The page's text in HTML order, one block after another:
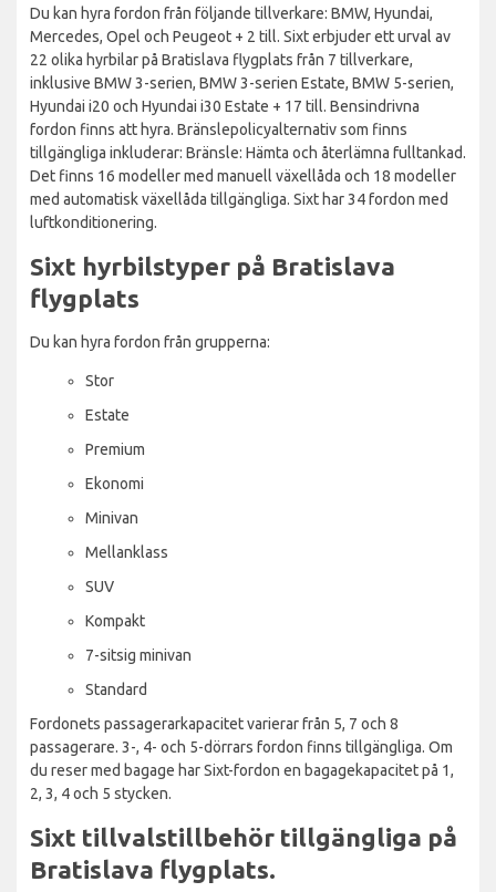
Du kan hyra fordon från följande tillverkare: BMW, Hyundai,
Mercedes, Opel och Peugeot + 2 till. Sixt erbjuder ett urval av
22 olika hyrbilar på Bratislava flygplats från 7 tillverkare,
inklusive BMW 3-serien, BMW 3-serien Estate, BMW 5-serien,
Hyundai i20 och Hyundai i30 Estate + 17 till. Bensindrivna
fordon finns att hyra. Bränslepolicyalternativ som finns
tillgängliga inkluderar: Bränsle: Hämta och återlämna fulltankad.
Det finns 16 modeller med manuell växellåda och 18 modeller
med automatisk växellåda tillgängliga. Sixt har 34 fordon med
luftkonditionering.
Sixt hyrbilstyper på Bratislava
flygplats
Du kan hyra fordon från grupperna:
Stor
Estate
Premium
Ekonomi
Minivan
Mellanklass
SUV
Kompakt
7-sitsig minivan
Standard
Fordonets passagerarkapacitet varierar från 5, 7 och 8
passagerare. 3-, 4- och 5-dörrars fordon finns tillgängliga. Om
du reser med bagage har Sixt-fordon en bagagekapacitet på 1,
2, 3, 4 och 5 stycken.
Sixt tillvalstillbehör tillgängliga på
Bratislava flygplats.